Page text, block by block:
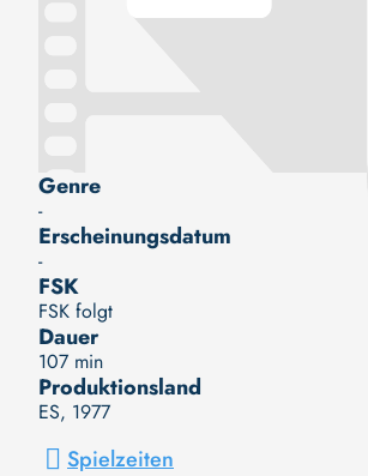
Genre
-
Erscheinungsdatum
-
FSK
FSK folgt
Dauer
107 min
Produktionsland
ES, 1977
Spielzeiten